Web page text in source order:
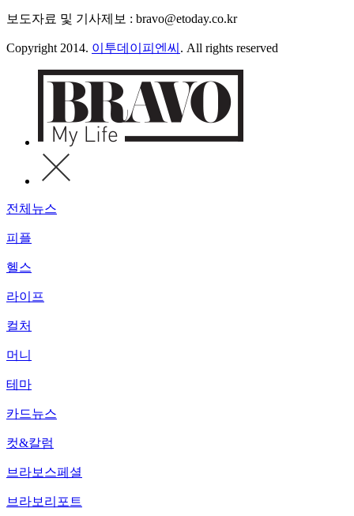
보도자료 및 기사제보 : bravo@etoday.co.kr
Copyright 2014. 이투데이피엔씨 . All rights reserved
전체뉴스
피플
헬스
라이프
컬처
머니
테마
카드뉴스
컷&칼럼
브라보스페셜
브라보리포트